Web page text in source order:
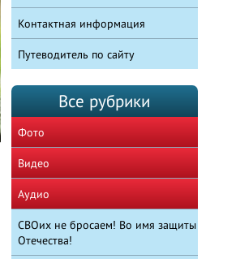
Контактная информация
Путеводитель по сайту
Все рубрики
Фото
Видео
Аудио
СВОих не бросаем! Во имя защиты
Отечества!